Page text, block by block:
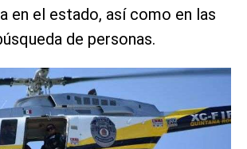
en el estado, así como en las
de personas.